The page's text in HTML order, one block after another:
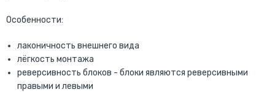
Особенности:
лаконичность внешнего вида
лёгкость монтажа
реверсивность блоков - блоки являются реверсивными
правыми и левыми